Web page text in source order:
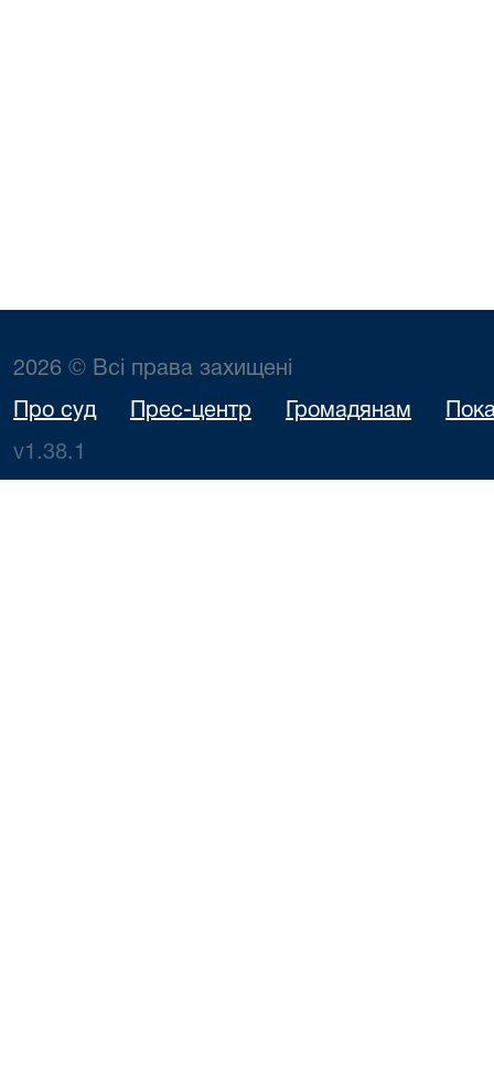
2026 © Всі права захищені
Про суд Прес-центр Громадянам
v1.38.1